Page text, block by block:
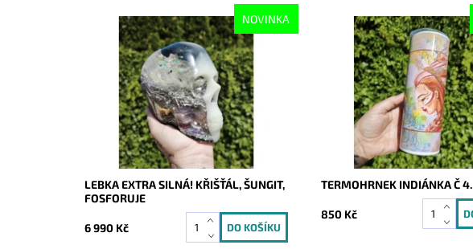
NOVINKA
Dostupnost:
Skladem
10673
LEBKA EXTRA SILNÁ! KŘIŠŤÁL, ŠUNGIT,
FOSFORUJE
6 990 Kč
Dostupnost:
Skladem
10672
TERMOHRNEK INDIÁNKA Č 4.
850 Kč